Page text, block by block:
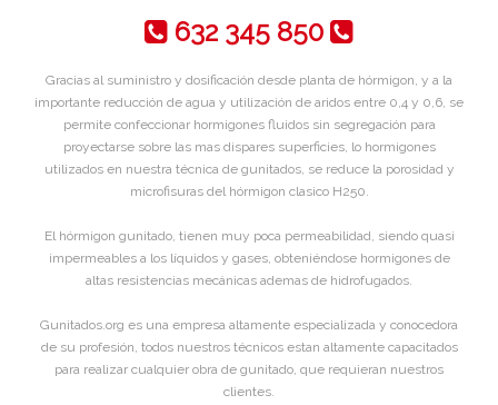
632 345 850
Gracias al suministro y dosificación desde planta de hórmigon, y a la
importante reducción de agua y utilización de aridos entre 0,4 y 0,6, se
permite confeccionar hormigones fluidos sin segregación para
proyectarse sobre las mas dispares superficies, lo hormigones
utilizados en nuestra técnica de gunitados, se reduce la porosidad y
microfisuras del hórmigon clasico H250.
El hórmigon gunitado, tienen muy poca permeabilidad, siendo quasi
impermeables a los líquidos y gases, obteniéndose hormigones de
altas resistencias mecánicas ademas de hidrofugados.
Gunitados.org es una empresa altamente especializada y conocedora
de su profesión, todos nuestros técnicos estan altamente capacitados
para realizar cualquier obra de gunitado, que requieran nuestros
clientes.